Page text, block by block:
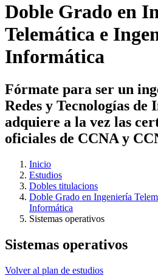
Doble Grado en
Telemática e
Informática
Fórmate para ser un
Redes y Tecnologías de
adquiere a la vez las
oficiales de CCNA y
Inicio
Estudios
Dobles titulacions
Doble Grado en Ingeniería
Informática
Sistemas operativos
Sistemas operativos
Volver al plan de estudios